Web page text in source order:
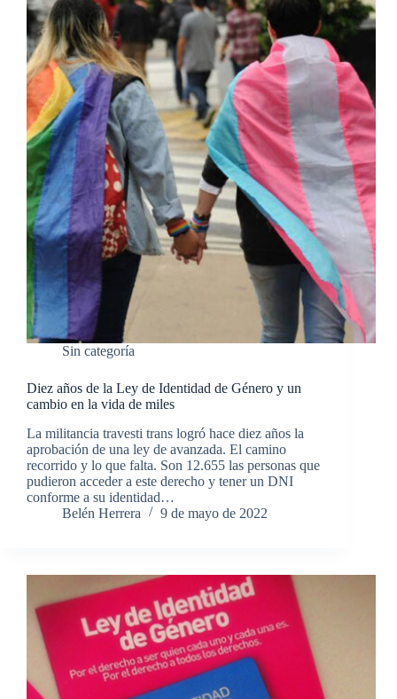
Sin categoría
Diez años de la Ley de Identidad de Género y un
cambio en la vida de miles
La militancia travesti trans logró hace diez años la
aprobación de una ley de avanzada. El camino
recorrido y lo que falta. Son 12.655 las personas que
pudieron acceder a este derecho y tener un DNI
conforme a su identidad…
Belén Herrera
9 de mayo de 2022